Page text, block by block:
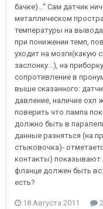
бачке)..." Сам датчик
металлическом
температуры на
при понижении темп,
уходит на мозги(какую
заслонку...), на
сопротивление в
выше сказанного:
давление, наличие охл
поверить что лампа
должно быть в
данные разняться (на
стыковочка)-
контакты) показывают
фланце должен быть
есть?
18 Августа 2011